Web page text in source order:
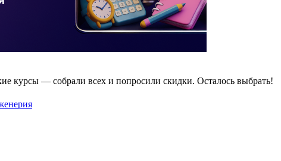
курсы — собрали всех и попросили скидки. Осталось выбрать!